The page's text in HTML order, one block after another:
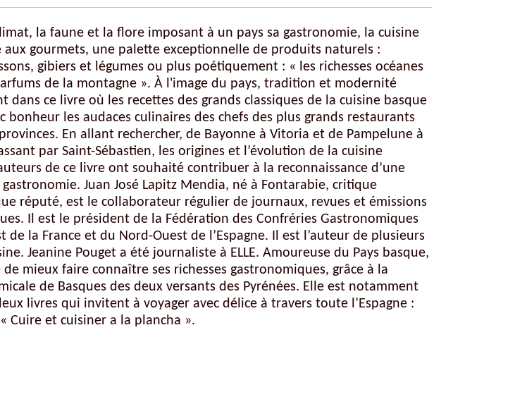
la faune et la flore imposant à un pays sa gastronomie, la cuisine
aux gourmets, une palette exceptionnelle de produits naturels :
gibiers et légumes ou plus poétiquement : « les richesses océanes
de la montagne ». À l'image du pays, tradition et modernité
dans ce livre où les recettes des grands classiques de la cuisine basque
bonheur les audaces culinaires des chefs des plus grands restaurants
En allant rechercher, de Bayonne à Vitoria et de Pampelune à
par Saint-Sébastien, les origines et l’évolution de la cuisine
de ce livre ont souhaité contribuer à la reconnaissance d’une
Juan José Lapitz Mendia, né à Fontarabie, critique
réputé, est le collaborateur régulier de journaux, revues et émissions
Il est le président de la Fédération des Confréries Gastronomiques
de la France et du Nord-Ouest de l’Espagne. Il est l’auteur de plusieurs
Jeanine Pouget a été journaliste à ELLE. Amoureuse du Pays basque,
mieux faire connaître ses richesses gastronomiques, grâce à la
de Basques des deux versants des Pyrénées. Elle est notamment
livres qui invitent à voyager avec délice à travers toute l’Espagne :
Cuire et cuisiner a la plancha ».